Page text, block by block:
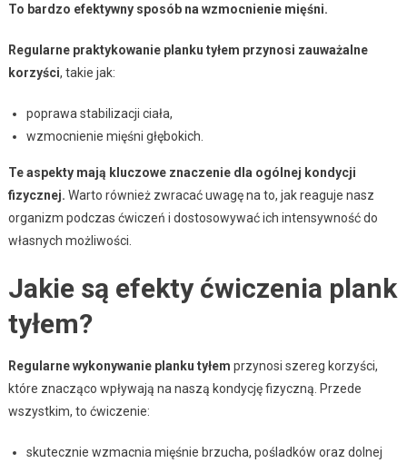
To bardzo efektywny sposób na wzmocnienie mięśni.
Regularne praktykowanie planku tyłem przynosi zauważalne
korzyści, takie jak:
poprawa stabilizacji ciała,
wzmocnienie mięśni głębokich.
Te aspekty mają kluczowe znaczenie dla ogólnej kondycji
fizycznej. Warto również zwracać uwagę na to, jak reaguje nasz
organizm podczas ćwiczeń i dostosowywać ich intensywność do
własnych możliwości.
Jakie są efekty ćwiczenia plank
tyłem?
Regularne wykonywanie planku tyłem przynosi szereg korzyści,
które znacząco wpływają na naszą kondycję fizyczną. Przede
wszystkim, to ćwiczenie:
skutecznie wzmacnia mięśnie brzucha, pośladków oraz dolnej